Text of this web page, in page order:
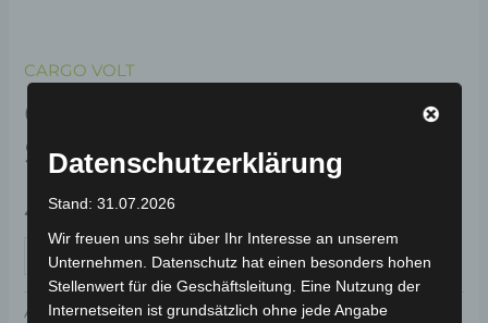
CARGO VOLT
CARGO VOLT TÜRGRIFF
SCHLOSS
49,00€ *
IN DEN WARENKORB
Artikelnummer: BP150-052 Kategorie:CARGO VOLT
Datenschutzerklärung
Stand: 31.07.2026
Wir freuen uns sehr über Ihr Interesse an unserem
Unternehmen. Datenschutz hat einen besonders hohen
Stellenwert für die Geschäftsleitung. Eine Nutzung der
Internetseiten ist grundsätzlich ohne jede Angabe